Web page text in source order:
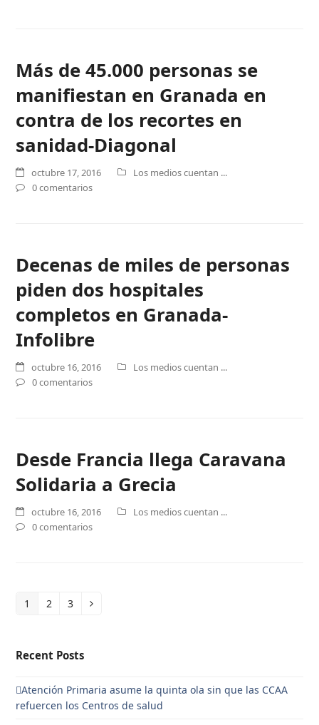
Más de 45.000 personas se
manifiestan en Granada en
contra de los recortes en
sanidad-Diagonal
octubre 17, 2016
Los medios cuentan ...
0 comentarios
Decenas de miles de personas
piden dos hospitales
completos en Granada-
Infolibre
octubre 16, 2016
Los medios cuentan ...
0 comentarios
Desde Francia llega Caravana
Solidaria a Grecia
octubre 16, 2016
Los medios cuentan ...
0 comentarios
Page
1 Page
2 Page
3 Siguiente
Recent Posts
Atención Primaria asume la quinta ola sin que las CCAA
refuercen los Centros de salud